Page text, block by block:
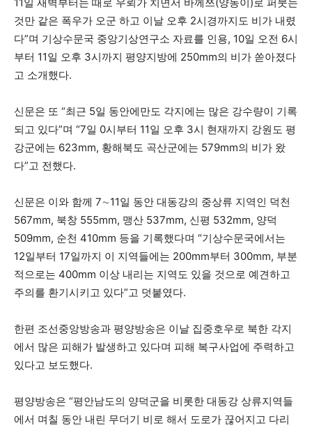
것만 같은 폭우가 오군 하고 이날 오후 2시경까지도 비가 내렸
다”며 기상수문국 중앙기상연구소 자료를 인용, 10일 오전 6시
부터 11일 오후 3시까지 평양지방에 250mm의 비가 쏟아졌다
고 소개했다.
신문은 또 “최근 5일 동안에만도 각지에는 많은 강수량이 기록
되고 있다”며 “7일 0시부터 11일 오후 3시 현재까지 강원도 평
강군에는 623mm, 황해북도 곡산군에는 579mm의 비가 왔
다”고 전했다.
신문은 이와 함께 7∼11일 동안 대동강의 중상류 지역인 덕천
567mm, 북창 555mm, 맹산 537mm, 신평 532mm, 양덕
509mm, 순천 410mm 등을 기록했다며 “기상수문국에서는
12일부터 17일까지 이 지역들에는 200mm부터 300mm, 부분
적으로는 400mm 이상 내리는 지역도 있을 것으로 예견하고
주의를 환기시키고 있다”고 덧붙였다.
한편 조선중앙방송과 평양방송은 이날 집중호우로 북한 각지
에서 많은 피해가 발생하고 있다며 피해 복구사업에 주력하고
있다고 보도했다.
평양방송은 “평안남도의 양덕군을 비롯한 대동강 상류지역들
에서 며칠 동안 내린 무더기 비로 해서 도로가 끊어지고 다리